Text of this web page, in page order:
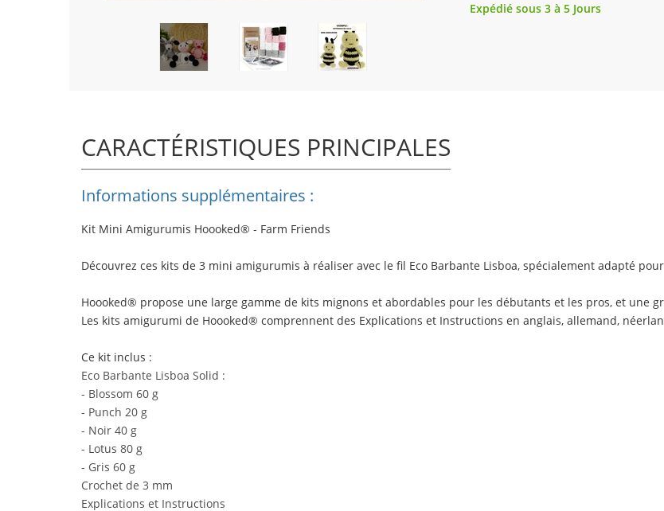
Expédié sous 3 à 5 Jours
CARACTÉRISTIQUES PRINCIPALES
Informations supplémentaires :
Kit Mini Amigurumis Hoooked® - Farm Friends
Découvrez ces kits de 3 mini amigurumis à réaliser avec le fil Eco Barbante Lisboa, spécialement adapté
Hoooked® propose une large gamme de kits mignons et abordables pour les débutants et les pros, et une
Les kits amigurumi de Hoooked® comprennent des Explications et Instructions en anglais, allemand,
Ce kit inclus :
Eco Barbante Lisboa Solid :
- Blossom 60 g
- Punch 20 g
- Noir 40 g
- Lotus 80 g
- Gris 60 g
Crochet de 3 mm
Explications et Instructions